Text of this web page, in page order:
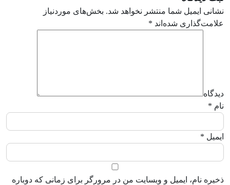
نشانی ایمیل شما منتشر نخواهد شد. بخش‌های موردنیاز
علامت‌گذاری شده‌اند *
دیدگاه
نام *
ایمیل *
ذخیره نام، ایمیل و وبسایت من در مرورگر برای زمانی که دوباره